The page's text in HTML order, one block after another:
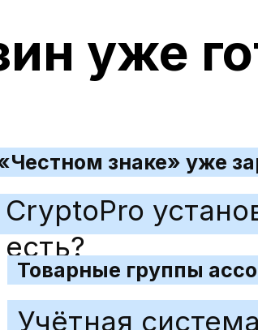
уже
знаке» уже
CryptoPro
есть?
Товарные группы
Учётная